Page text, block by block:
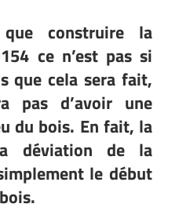
construire la
ce n’est pas si
que cela sera fait,
pas d’avoir une
du bois. En fait, la
déviation de la
le début